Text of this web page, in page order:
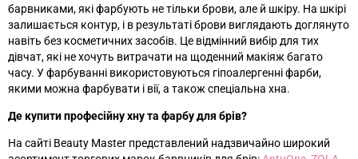
барвниками, які фарбують не тільки брови, але й шкіру. На шкірі
залишається контур, і в результаті брови виглядають доглянуто
навіть без косметичних засобів. Це відмінний вибір для тих
дівчат, які не хочуть витрачати на щоденний макіяж багато
часу. У фарбуванні використовуються гіпоалергенні фарби,
якими можна фарбувати і вії, а також спеціальна хна.
Де купити професійну хну та фарбу для брів?
На сайті Beauty Master представлений надзвичайно широкий